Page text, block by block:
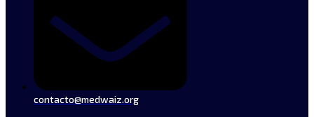
contacto@medwaiz.org